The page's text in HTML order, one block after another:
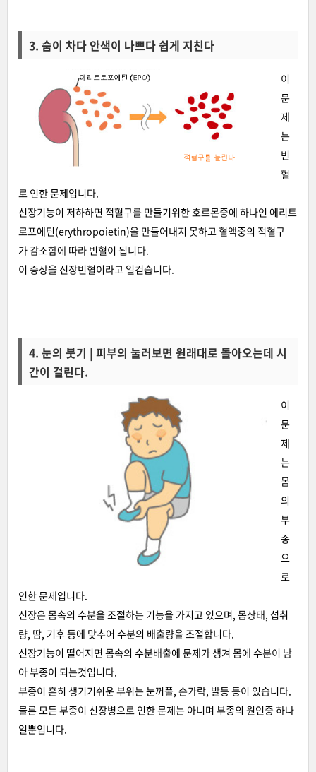
3. 숨이 차다 안색이 나쁘다 쉽게 지친다
이
문
제
는
빈
혈
로 인한 문제입니다.
신장기능이 저하하면 적혈구를 만들기위한 호르몬중에 하나인 에리트
로포에틴(erythropoietin)을 만들어내지 못하고 혈액중의 적혈구
가 감소함에 따라 빈혈이 됩니다.
이 증상을 신장빈혈이라고 일컫습니다.
4. 눈의 붓기 | 피부의 눌러보면 원래대로 돌아오는데 시
간이 걸린다.
이
문
제
는
몸
의
부
종
으
로
인한 문제입니다.
신장은 몸속의 수분을 조절하는 기능을 가지고 있으며, 몸상태, 섭취
량, 땀, 기후 등에 맞추어 수분의 배출량을 조절합니다.
신장기능이 떨어지면 몸속의 수분배출에 문제가 생겨 몸에 수분이 남
아 부종이 되는것입니다.
부종이 흔히 생기기쉬운 부위는 눈꺼풀, 손가락, 발등 등이 있습니다.
물론 모든 부종이 신장병으로 인한 문제는 아니며 부종의 원인중 하나
일뿐입니다.